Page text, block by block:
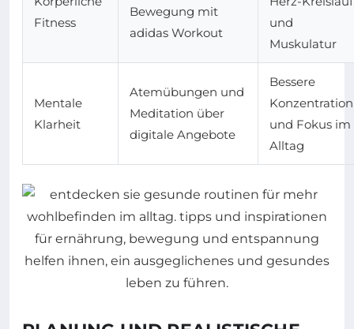
Fitness
Bewegung mit
adidas Workout
und
Muskulatur
Mentale
Klarheit
Atemübungen und
Meditation über
digitale Angebote
Bessere
Konzentration
und Fokus im
Alltag